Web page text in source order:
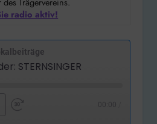
radio aktiv!
STERNSINGER